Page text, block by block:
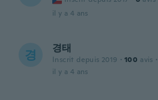
il y a 4 ans
경 경태
Inscrit depuis 2019 · 100 avis ·
il y a 4 ans